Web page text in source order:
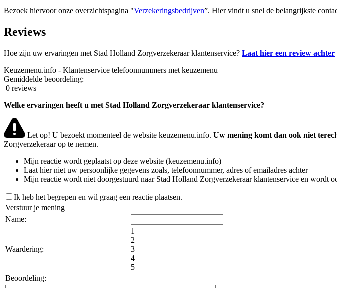
Bezoek hiervoor onze overzichtspagina "Verzekeringsbedrijven”. Hier vindt u snel de belangrijkste
Reviews
Hoe zijn uw ervaringen met Stad Holland Zorgverzekeraar klantenservice? Laat hier een review achter
Keuzemenu.info - Klantenservice telefoonnummers met keuzemenu
Gemiddelde beoordeling:
0 reviews
Welke ervaringen heeft u met Stad Holland Zorgverzekeraar klantenservice?
Let op! U bezoekt momenteel de website keuzemenu.info. Uw mening komt dan ook niet
Zorgverzekeraar op te nemen.
Mijn reactie wordt geplaatst op deze website (keuzemenu.info)
Laat hier niet uw persoonlijke gegevens zoals, telefoonnummer, adres of emailadres achter
Mijn reactie wordt niet doorgestuurd naar Stad Holland Zorgverzekeraar klantenservice en wordt
Ik heb het begrepen en wil graag een reactie plaatsen.
Verstuur je mening
Name:
Waardering:
1
2
3
4
5
Beoordeling: